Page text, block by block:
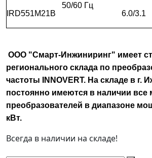
50/60 Гц
IRD551M21B 6.0/3.1
ООО "Смарт-Инжиниринг" имеет
регионального склада по
частоты INNOVERT. На складе в г.
постоянно имеются в наличии все
преобразователей в диапазоне
кВт.
Всегда в наличии на складе!